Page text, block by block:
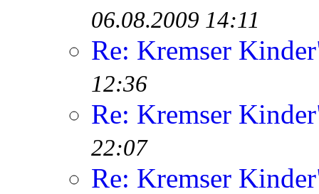
06.08.2009 14:11
Re: Kremser
12:36
Re: Kremser
22:07
Re: Kremser